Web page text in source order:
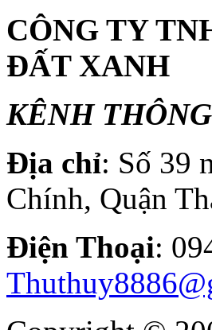
CÔNG TY
ĐẤT XANH
KÊNH
Địa chỉ: Số 39
Chính, Quận
Điện Thoại: